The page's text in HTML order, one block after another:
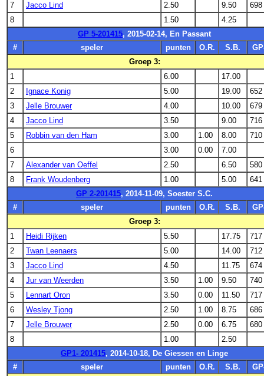
7
Jacco Lind 2.50 9.50
698
8
1.50
4.25
GP 5-201415, 2015-02-14, En Passant
#
speler punten O.R. S.B.
Groep 3:
1
6.00
17.00
2
Ignace Konig 5.00 19.00
652
3
Jelle Brouwer 4.00 10.00
679
4
Jacco Lind 3.50 9.00
716
5
Robbin van den Ham 3.00 1.00 8.00
710
6
3.00 0.00
7.00
7
Alexander van Oeffel 2.50 6.50
580
8
Frank Woudenberg 1.00 5.00
641
GP 2-201415, 2014-11-09, Soester S.C.
#
speler punten O.R. S.B.
Groep 3:
1
Heidi Rijken 5.50 17.75
717
2
Twan Leenaers 5.00 14.00
712
3
Jacco Lind 4.50 11.75
674
4
Jur van Weerden 3.50 1.00 9.50
740
5
Lennart Oron 3.50 0.00 11.50
717
6
Wesley Tjong 2.50 1.00 8.75
686
7
Jelle Brouwer 2.50 0.00 6.75
680
8
1.00
2.50
GP1- 201415, 2014-10-18, De Giessen en Linge
#
speler punten O.R. S.B.